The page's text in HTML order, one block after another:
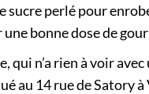
sucre perlé pour
bonne dose de
qui n’a rien à voir
au 14 rue de Satoryà